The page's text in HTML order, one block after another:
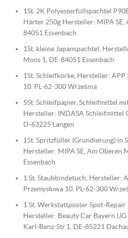
1St. 2K Polyesterfüllspachtel
Härter 250g Hersteller: MIPA SE,
84051 Essenbach
1St. kleine Japanspachtel,
Moos 1, DE-84051 Essenbach
1St. Schleifkorke, Hersteller: APP
10, PL-62-300 Września
5St. Schleifpapier, Schleifmittel
Hersteller: INDASA Schleifmittel
D-63225 Langen
1St. Spritzfüller (Grundierung) in
Hersteller: MIPA SE, Am Oberen
Essenbach
1 St. Staubbindetuch, Hersteller:
Przemysłowa 10, PL-62-300
1 St. Werkstattposter Spot-
Hersteller: Beauty Car Bayern
Karl-Benz-Str.1, DE-85221